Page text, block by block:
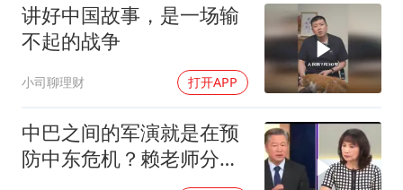
讲好中国故事，是一场输
不起的战争
小司聊理财 打开APP
中巴之间的军演就是在预
防中东危机？赖老师分析